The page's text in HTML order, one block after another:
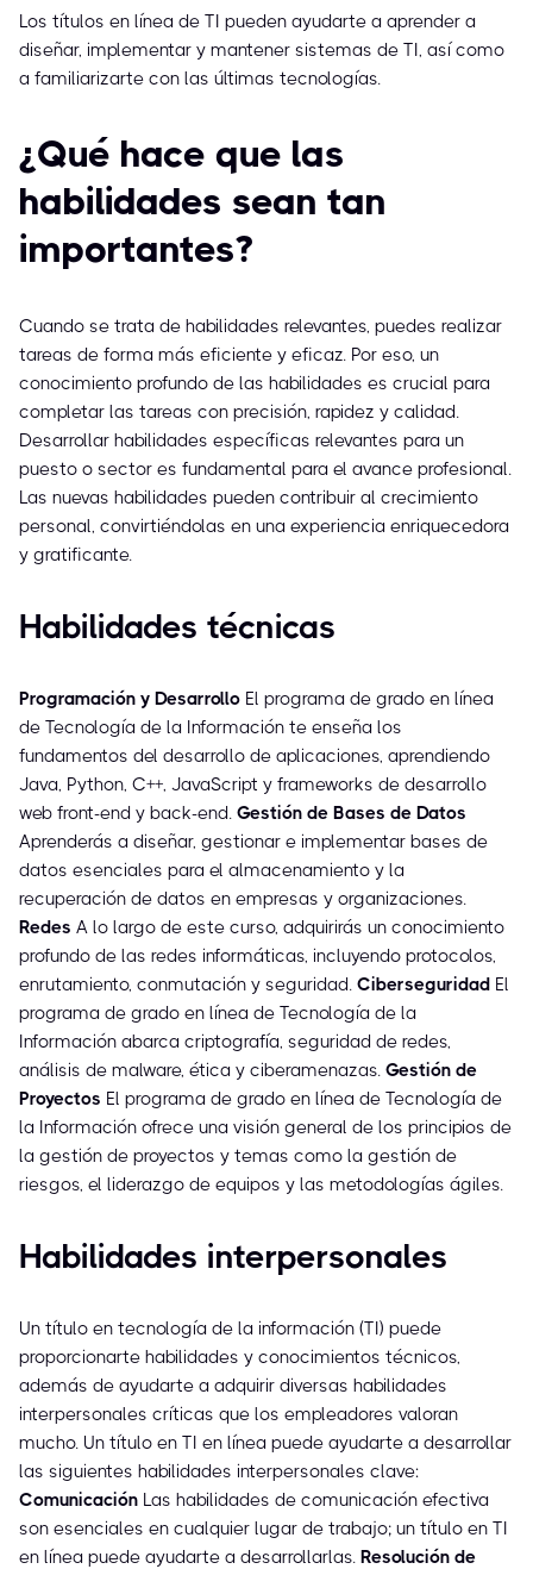
Los títulos en línea de TI pueden ayudarte a aprender a
diseñar, implementar y mantener sistemas de TI, así como
a familiarizarte con las últimas tecnologías.
¿Qué hace que las
habilidades sean tan
importantes?
Cuando se trata de habilidades relevantes, puedes realizar
tareas de forma más eficiente y eficaz. Por eso, un
conocimiento profundo de las habilidades es crucial para
completar las tareas con precisión, rapidez y calidad.
Desarrollar habilidades específicas relevantes para un
puesto o sector es fundamental para el avance profesional.
Las nuevas habilidades pueden contribuir al crecimiento
personal, convirtiéndolas en una experiencia enriquecedora
y gratificante.
Habilidades técnicas
Programación y Desarrollo El programa de grado en línea
de Tecnología de la Información te enseña los
fundamentos del desarrollo de aplicaciones, aprendiendo
Java, Python, C++, JavaScript y frameworks de desarrollo
web front-end y back-end. Gestión de Bases de Datos
Aprenderás a diseñar, gestionar e implementar bases de
datos esenciales para el almacenamiento y la
recuperación de datos en empresas y organizaciones.
Redes A lo largo de este curso, adquirirás un conocimiento
profundo de las redes informáticas, incluyendo protocolos,
enrutamiento, conmutación y seguridad. Ciberseguridad El
programa de grado en línea de Tecnología de la
Información abarca criptografía, seguridad de redes,
análisis de malware, ética y ciberamenazas. Gestión de
Proyectos El programa de grado en línea de Tecnología de
la Información ofrece una visión general de los principios de
la gestión de proyectos y temas como la gestión de
riesgos, el liderazgo de equipos y las metodologías ágiles.
Habilidades interpersonales
Un título en tecnología de la información (TI) puede
proporcionarte habilidades y conocimientos técnicos,
además de ayudarte a adquirir diversas habilidades
interpersonales críticas que los empleadores valoran
mucho. Un título en TI en línea puede ayudarte a desarrollar
las siguientes habilidades interpersonales clave:
Comunicación Las habilidades de comunicación efectiva
son esenciales en cualquier lugar de trabajo; un título en TI
en línea puede ayudarte a desarrollarlas. Resolución de